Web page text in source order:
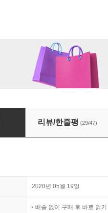
리뷰/한줄평 (29/47)
2020년 05월 19일
배송 없이 구매 후 바로 읽기